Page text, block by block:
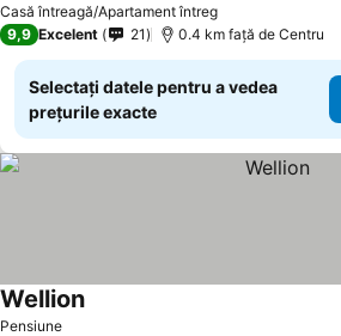
Casă întreagă/Apartament întreg
9,9 Excelent 21 0.4 km faţă de Centru
Selectați datele pentru a vedea
prețurile exacte
Pensiune
WellionVedeți prețurile